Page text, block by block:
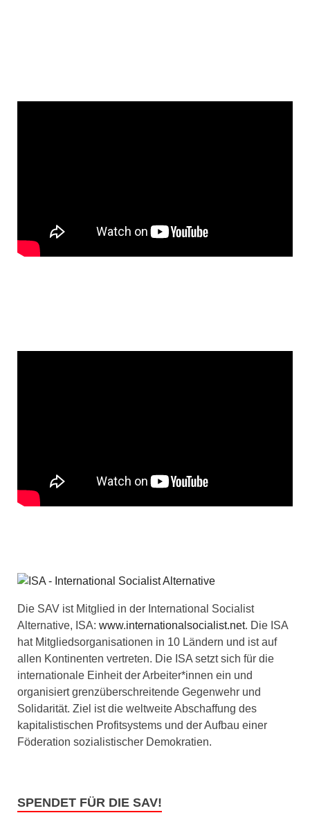
Die SAV ist Mitglied in der International Socialist
Alternative, ISA: www.internationalsocialist.net. Die ISA
hat Mitgliedsorganisationen in 10 Ländern und ist auf
allen Kontinenten vertreten. Die ISA setzt sich für die
internationale Einheit der Arbeiter*innen ein und
organisiert grenzüberschreitende Gegenwehr und
Solidarität. Ziel ist die weltweite Abschaffung des
kapitalistischen Profitsystems und der Aufbau einer
Föderation sozialistischer Demokratien.
SPENDET FÜR DIE SAV!